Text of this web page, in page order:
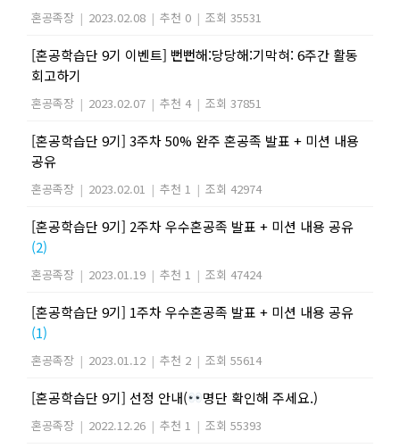
혼공족장 | 2023.02.08 | 추천 0 | 조회 35531
[혼공학습단 9기 이벤트] 뻔뻔해:당당해:기막혀: 6주간 활동
회고하기
혼공족장 | 2023.02.07 | 추천 4 | 조회 37851
[혼공학습단 9기] 3주차 50% 완주 혼공족 발표 + 미션 내용
공유
혼공족장 | 2023.02.01 | 추천 1 | 조회 42974
[혼공학습단 9기] 2주차 우수혼공족 발표 + 미션 내용 공유
(2)
혼공족장 | 2023.01.19 | 추천 1 | 조회 47424
[혼공학습단 9기] 1주차 우수혼공족 발표 + 미션 내용 공유
(1)
혼공족장 | 2023.01.12 | 추천 2 | 조회 55614
[혼공학습단 9기] 선정 안내( 명단 확인해 주세요.)
혼공족장 | 2022.12.26 | 추천 1 | 조회 55393